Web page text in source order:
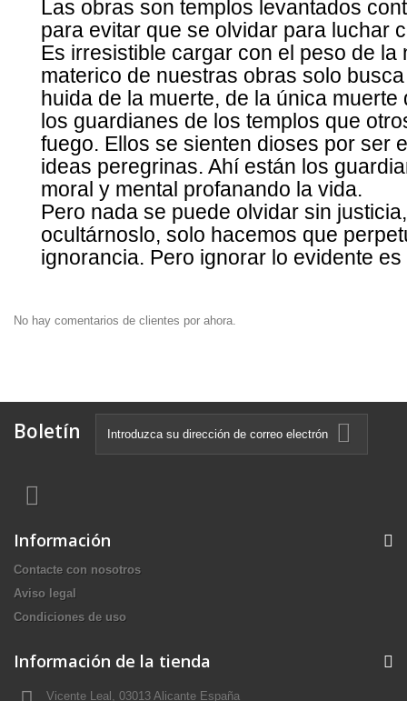
Las obras son templos levantados
para evitar que se olvidar para luchar
Es irresistible cargar con el peso de
materico de nuestras obras solo
huida de la muerte, de la única
los guardianes de los templos que
fuego. Ellos se sienten dioses por ser
ideas peregrinas. Ahí están los
moral y mental profanando la vida.
Pero nada se puede olvidar sin
ocultárnoslo, solo hacemos que
ignorancia. Pero ignorar lo evidente
No hay comentarios de clientes por ahora.
Boletín
Información
Contacte con nosotros
Aviso legal
Condiciones de uso
Información de la tienda
Vicente Leal, 03013 Alicante España